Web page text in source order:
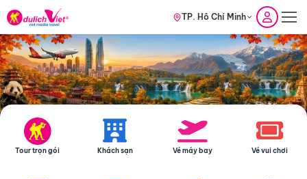
TP. Hồ Chí Minh
Tour trọn gói Khách sạn Vé máy bay Vé vui chơi